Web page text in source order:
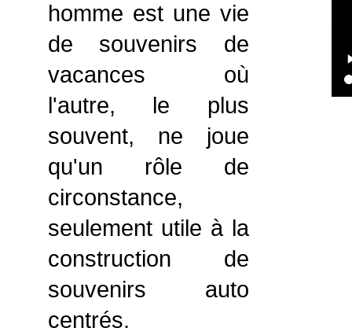
homme est une vie
de souvenirs de
vacances où
l'autre, le plus
souvent, ne joue
qu'un rôle de
circonstance,
seulement utile à la
construction de
souvenirs auto
centrés.